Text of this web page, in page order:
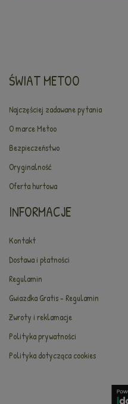
ŚWIAT METOO
Najczęściej zadawane pytania
O marce Metoo
Bezpieczeństwo
Oryginalność
Oferta hurtowa
INFORMACJE
Kontakt
Dostawa i płatności
Regulamin
Gwiazdka Gratis - Regulamin
Zwroty i reklamacje
Polityka prywatności
Polityka dotycząca cookies